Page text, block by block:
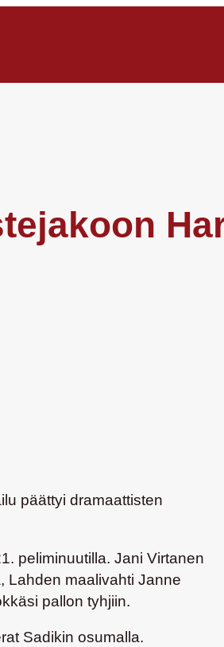
päättyi dramaattisten
peliminuutilla. Jani Virtanen
Lahden maalivahti Janne
pallon tyhjiin.
Sadikin osumalla.